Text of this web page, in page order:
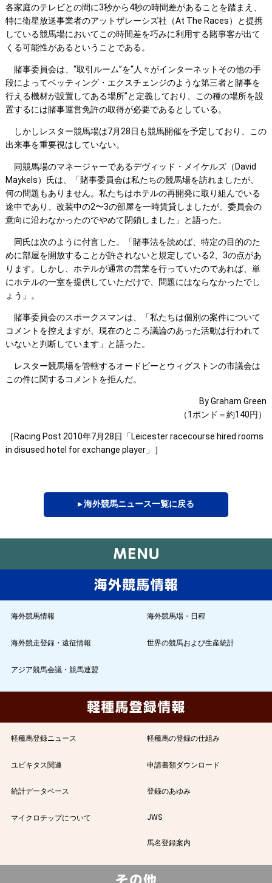
各家庭のテレビとの間に3秒から4秒の時間差があることを踏まえ、
特に衛星放送事業者のアットザレーシズ社（At The Races）と提携
している競馬場においてこの時間差を巧みに利用する賭事客が出て
くる可能性があるということである。
賭事委員会は、“取引ルーム”を“人々がインターネットその他の手
段によってベッティング・エクスチェンジのような第三者と賭事を
行える機材が設置してある場所”と定義しており、この種の場所を設
置するには賭事運営免許の取得が必要であるとしている。
しかしレスター競馬場は7月28日も競馬開催を予定しており、この
出来事を重要視はしていない。
同競馬場のマネージャーであるデヴィッド・メイケルズ（David
Maykels）氏は、「賭事委員会は私たちの競馬場を訪れましたが、
何の問題もありません。私たちはホテルの再開発に取り組んでいる
途中であり、改装中の2〜3の部屋を一時賃貸しましたが、委員会の
意向に沿わなかったのでやめて閉鎖しました」と語った。
同氏は次のように付言した。「賭事法を読めば、特定の目的のた
めに部屋を開放することが許されないと規定している2、3の点があ
ります。しかし、ホテルが通常の営業を行っていたのであれば、単
にホテルの一室を提供していただけで、問題にはならなかったでし
ょう」。
賭事委員会のスポークスマンは、「私たちは個別の案件について
コメントを控えますが、現在のところ議論のあった活動は行われて
いないと判断しています」と語った。
レスター競馬場を管轄するオードビーとウィグストンの市議会は
この件に関するコメントを拒んだ。
By Graham Green
（1ポンド＝約140円）
［Racing Post 2010年7月28日「Leicester racecourse hired rooms
in disused hotel for exchange player」］
▸ 海外競馬ニュース一覧に戻る
海外競馬情報 海外競馬場・日程
海外競走登録・遠征情報 世界の競馬および生産統計
アジア競馬会議・競馬連盟
軽種馬登録ニュース 軽種馬の登録の仕組み
ユビキタス関連 申請書類ダウンロード
統計データベース 登録のあゆみ
マイクロチップについて JWS
馬名登録案内